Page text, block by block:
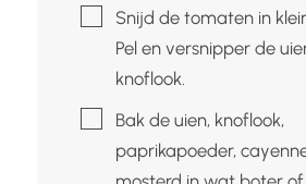
▢Snijd de tomaten in
Pel en versnipper de
knoflook.
▢Bak de uien, knoflook,
paprikapoeder,